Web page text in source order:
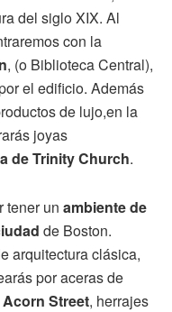
del siglo XIX. Al
con la
, (o Biblioteca Central),
el edificio. Además
de lujo,en la
joyas
de Trinity Church.
tener un ambiente de
de Boston.
arquitectura clásica,
por aceras de
Acorn Street, herrajes